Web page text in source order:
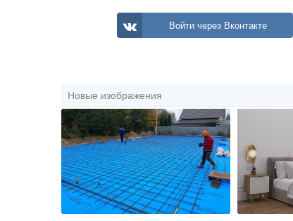
Войти через Вконтакте
Новые изображения